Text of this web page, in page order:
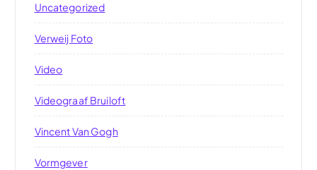
Uncategorized
Verweij Foto
Video
Videograaf Bruiloft
Vincent Van Gogh
Vormgever